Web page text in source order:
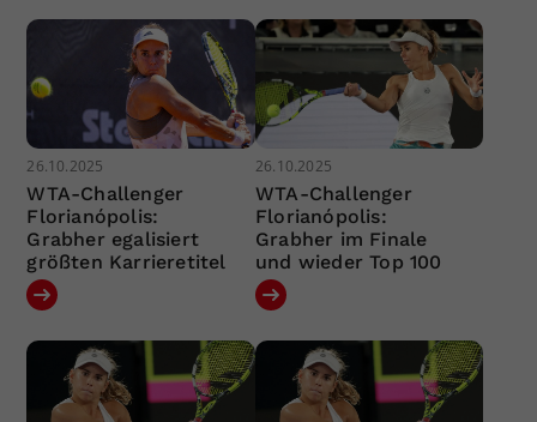
26.10.2025
WTA-Challenger
Florianópolis:
Grabher egalisiert
größten Karrieretitel
26.10.2025
WTA-Challenger
Florianópolis:
Grabher im Finale
und wieder Top 100